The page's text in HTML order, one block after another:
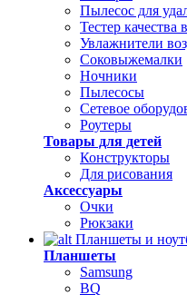
Пылесос для
Тестер качества
Увлажнители
Соковыжемалки
Ночники
Пылесосы
Сетевое
Роутеры
Товары для детей
Конструкторы
Для рисования
Аксессуары
Очки
Рюкзаки
Планшеты и
Планшеты
Samsung
BQ